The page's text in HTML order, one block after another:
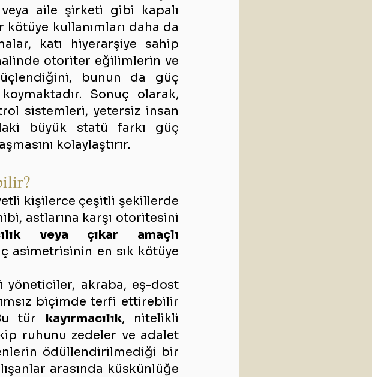
aile şirketi gibi kapalı
kötüye kullanımları daha da
katı hiyerarşiye sahip
otoriter eğilimlerin ve
bunun da güç
Sonuç olarak,
sistemleri, yetersiz insan
büyük statü farkı güç
kolaylaştırır.
kişilerce çeşitli şekillerde
astlarına karşı otoritesini
veya çıkar amaçlı
asimetrisinin en sık kötüye
akraba, eş-dost
biçimde terfi ettirebilir
tür kayırmacılık, nitelikli
ruhunu zedeler ve adalet
ödüllendirilmediği bir
arasında küskünlüğe